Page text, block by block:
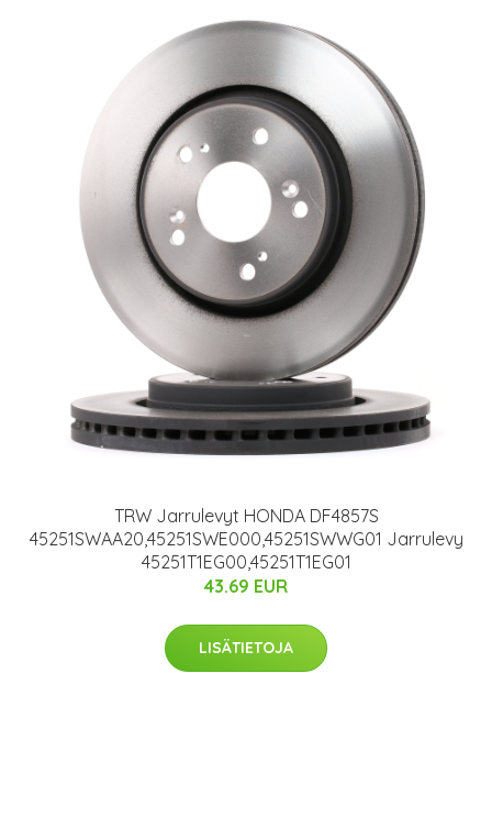
TRW Jarrulevyt HONDA DF4857S
45251SWAA20,45251SWE000,45251SWWG01 Jarrulevy
45251T1EG00,45251T1EG01
43.69 EUR
LISÄTIETOJA